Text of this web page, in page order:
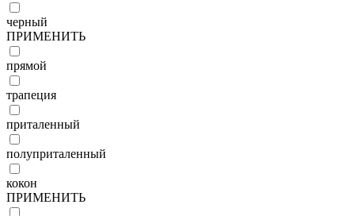
черный
ПРИМЕНИТЬ
прямой
трапеция
приталенный
полуприталенный
кокон
ПРИМЕНИТЬ